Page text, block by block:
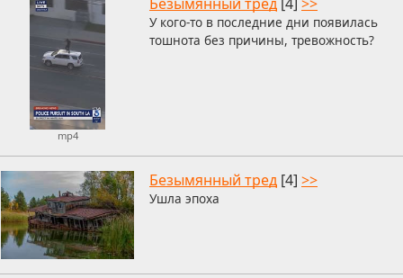
mp4
У кого-то в последние дни появилась
тошнота без причины, тревожность?
Безымянный тред [4] >>
Ушла эпоха